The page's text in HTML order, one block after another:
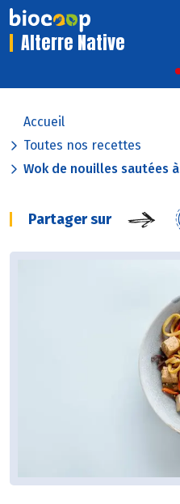
Alterre Native
Accueil
Toutes nos recettes
Wok de nouilles sautées
Partager sur